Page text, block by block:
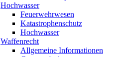
Hochwasser
Feuerwehrwesen
Katastrophenschutz
Hochwasser
Waffenrecht
Allgemeine Informationen